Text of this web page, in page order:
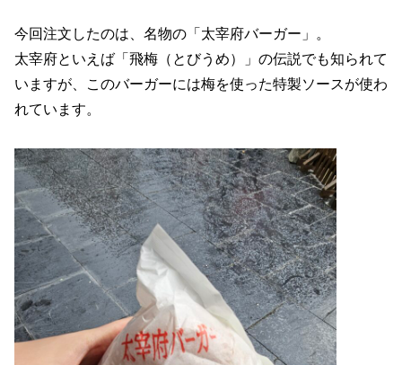
今回注文したのは、名物の「太宰府バーガー」。
太宰府といえば「飛梅（とびうめ）」の伝説でも知られて
いますが、このバーガーには梅を使った特製ソースが使わ
れています。